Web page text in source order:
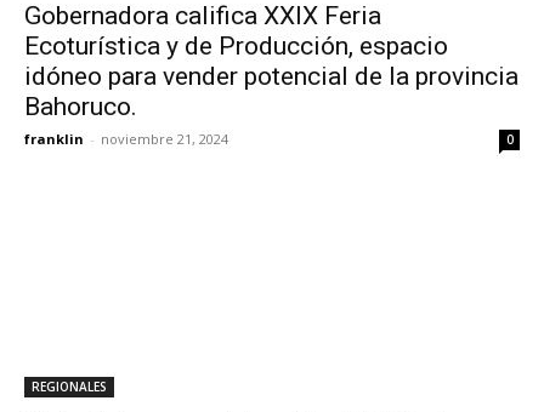
Gobernadora califica XXIX Feria
Ecoturística y de Producción, espacio
idóneo para vender potencial de la provincia
Bahoruco.
franklin - noviembre 21, 2024 0
REGIONALES